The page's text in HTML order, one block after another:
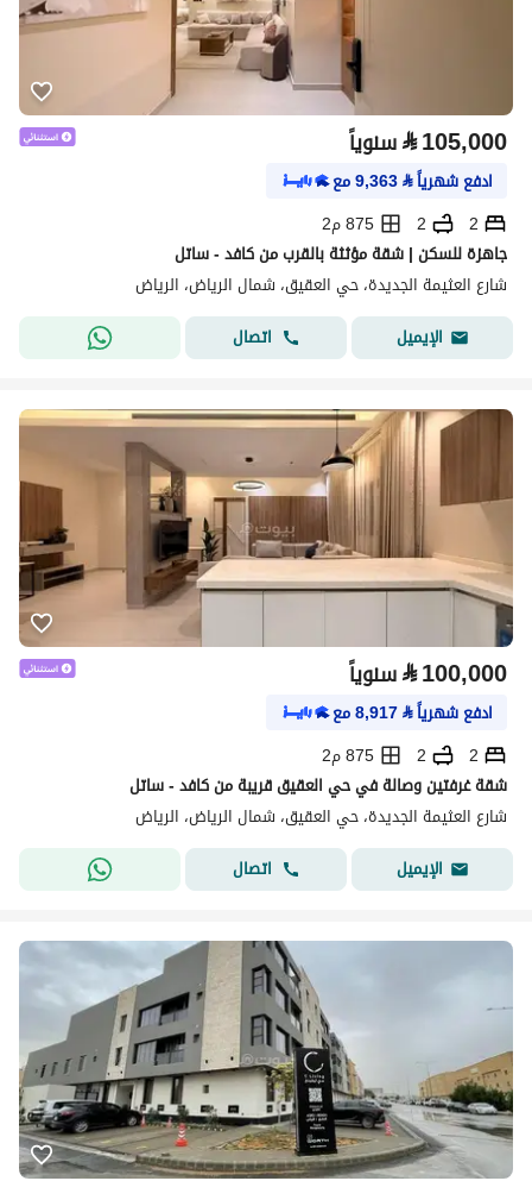
⃁105,000 سنوياً
ادفع شهرياً⃁
9,363مع
2
2
875 م2
جاهزة للسكن | شقة مؤثثة بالقرب من كافد - ساتل
شارع العثيمة الجديدة، حي العقيق، شمال الرياض، الرياض
الإيميل
اتصال
⃁100,000 سنوياً
ادفع شهرياً⃁
8,917مع
2
2
875 م2
شقة غرفتين وصالة في حي العقيق قريبة من كافد - ساتل
شارع العثيمة الجديدة، حي العقيق، شمال الرياض، الرياض
الإيميل
اتصال